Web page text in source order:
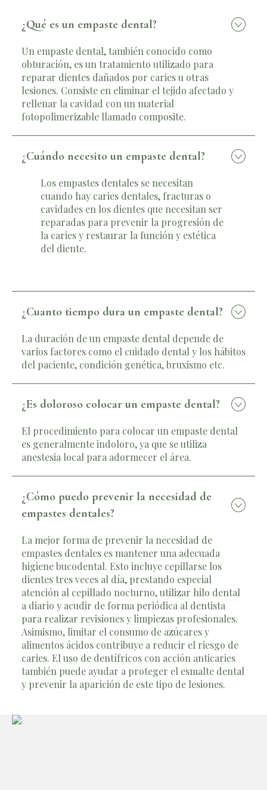
¿Qué es un empaste dental?
Un empaste dental, también conocido como
obturación, es un tratamiento utilizado para
reparar dientes dañados por caries u otras
lesiones. Consiste en eliminar el tejido afectado y
rellenar la cavidad con un material
fotopolimerizable llamado composite.
¿Cuándo necesito un empaste dental?
Los empastes dentales se necesitan
cuando hay caries dentales, fracturas o
cavidades en los dientes que necesitan ser
reparadas para prevenir la progresión de
la caries y restaurar la función y estética
del diente.
¿Cuanto tiempo dura un empaste dental?
La duración de un empaste dental depende de
varios factores como el cuidado dental y los hábitos
del paciente, condición genética, bruxismo etc.
¿Es doloroso colocar un empaste dental?
El procedimiento para colocar un empaste dental
es generalmente indoloro, ya que se utiliza
anestesia local para adormecer el área.
¿Cómo puedo prevenir la necesidad de
empastes dentales?
La mejor forma de prevenir la necesidad de
empastes dentales es mantener una adecuada
higiene bucodental. Esto incluye cepillarse los
dientes tres veces al día, prestando especial
atención al cepillado nocturno, utilizar hilo dental
a diario y acudir de forma periódica al dentista
para realizar revisiones y limpiezas profesionales.
Asimismo, limitar el consumo de azúcares y
alimentos ácidos contribuye a reducir el riesgo de
caries. El uso de dentífricos con acción anticaries
también puede ayudar a proteger el esmalte dental
y prevenir la aparición de este tipo de lesiones.